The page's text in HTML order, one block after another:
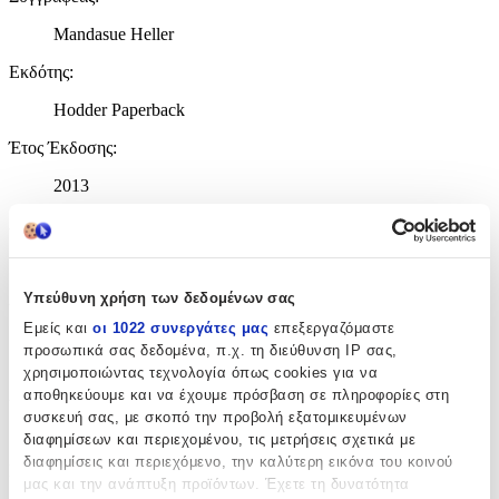
Υπεύθυνη χρήση των δεδομένων σας
Εμείς και οι 1022 συνεργάτες μας επεξεργαζόμαστε
προσωπικά σας δεδομένα, π.χ. τη διεύθυνση IP σας,
χρησιμοποιώντας τεχνολογία όπως cookies για να
αποθηκεύουμε και να έχουμε πρόσβαση σε πληροφορίες στη
συσκευή σας, με σκοπό την προβολή εξατομικευμένων
διαφημίσεων και περιεχομένου, τις μετρήσεις σχετικά με
διαφημίσεις και περιεχόμενο, την καλύτερη εικόνα του κοινού
μας και την ανάπτυξη προϊόντων. Έχετε τη δυνατότητα
Mandasue Heller
Εκδότης:
Hodder Paperback
Έτος Έκδοσης:
2013
Αριθμός Σελίδων
384
Διαστάσεις:
2.5x12.9x19.7
cm
Χαρτί Εξωφύλλου:
Paperback / softback
Γλώσσα: